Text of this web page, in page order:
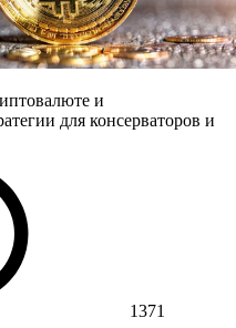
и
для консерваторов и
1371